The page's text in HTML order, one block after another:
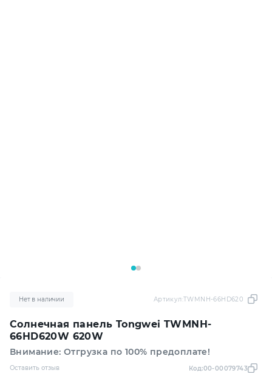
Солнечная панель Tongwei TWMNH-
66HD620W 620W
Внимание: Отгрузка по 100% предоплате!
Нет в наличии Артикул:TWMNH-66HD620W
Оставить отзыв Код:00-00079743